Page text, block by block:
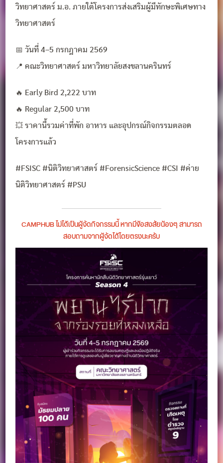
วิทยาศาสตร์ ม.อ. ภายใต้โครงการส่งเสริมผู้มีทักษะพิเศษทาง
วิทยาศาสตร์
📅 วันที่ 4–5 กรกฎาคม 2569
📍 คณะวิทยาศาสตร์ มหาวิทยาลัยสงขลานครินทร์
🔥 Early Bird 2,222 บาท
🔥 Regular 2,500 บาท
💥 ราคานี้รวมค่าที่พัก อาหาร และอุปกรณ์กิจกรรมตลอด
โครงการแล้ว
#FSISC #นิติวิทยาศาสตร์ #ForensicScience #CSI #ค่าย
นิติวิทยาศาสตร์ #PSU
CAMPHUB ไม่ได้เป็นผู้จัดกิจกรรมนี้ หากมีข้อสงสัยน้องๆ สามารถ
สอบถามจากผู้จัดได้โดยตรงนะครับ